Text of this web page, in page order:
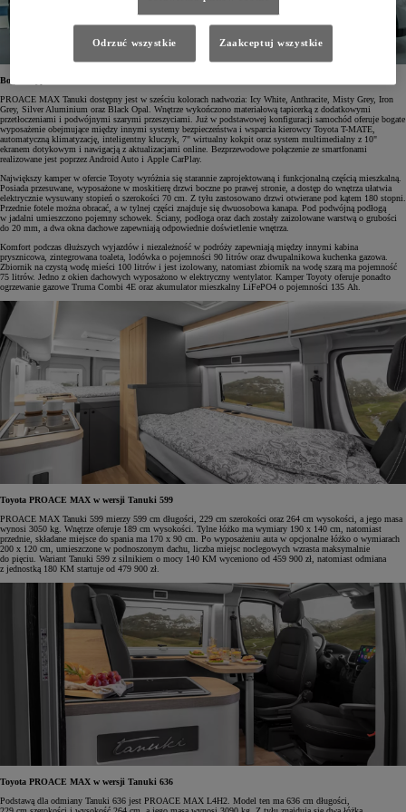
Bogate wyposażenie standardowe
PROACE MAX Tanuki dostępny jest w sześciu kolorach nadwozia: Icy White, Anthracite, Misty Grey, Iron
Grey, Silver Aluminium oraz Black Opal. Wnętrze wykończono materiałową tapicerką z dodatkowymi
przetłoczeniami i podwójnymi szarymi przeszyciami. Już w podstawowej konfiguracji samochód oferuje bogate
wyposażenie obejmujące między innymi systemy bezpieczeństwa i wsparcia kierowcy Toyota T-MATE,
automatyczną klimatyzację, inteligentny kluczyk, 7" wirtualny kokpit oraz system multimedialny z 10"
ekranem dotykowym i nawigacją z aktualizacjami online. Bezprzewodowe połączenie ze smartfonami
realizowane jest poprzez Android Auto i Apple CarPlay.
Największy kamper w ofercie Toyoty wyróżnia się starannie zaprojektowaną i funkcjonalną częścią mieszkalną.
Posiada przesuwane, wyposażone w moskitierę drzwi boczne po prawej stronie, a dostęp do wnętrza ułatwia
elektrycznie wysuwany stopień o szerokości 70 cm. Z tyłu zastosowano drzwi otwierane pod kątem 180 stopni.
Przednie fotele można obracać, a w tylnej części znajduje się dwuosobowa kanapa. Pod podwójną podłogą
w jadalni umieszczono pojemny schowek. Ściany, podłoga oraz dach zostały zaizolowane warstwą o grubości
do 20 mm, a dwa okna dachowe zapewniają odpowiednie doświetlenie wnętrza.
Komfort podczas dłuższych wyjazdów i niezależność w podróży zapewniają między innymi kabina
prysznicowa, zintegrowana toaleta, lodówka o pojemności 90 litrów oraz dwupalnikowa kuchenka gazowa.
Zbiornik na czystą wodę mieści 100 litrów i jest izolowany, natomiast zbiornik na wodę szarą ma pojemność
75 litrów. Jedno z okien dachowych wyposażono w elektryczny wentylator. Kamper Toyoty oferuje ponadto
ogrzewanie gazowe Truma Combi 4E oraz akumulator mieszkalny LiFePO4 o pojemności 135 Ah.
Toyota PROACE MAX w wersji Tanuki 599
PROACE MAX Tanuki 599 mierzy 599 cm długości, 229 cm szerokości oraz 264 cm wysokości, a jego masa
wynosi 3050 kg. Wnętrze oferuje 189 cm wysokości. Tylne łóżko ma wymiary 190 x 140 cm, natomiast
przednie, składane miejsce do spania ma 170 x 90 cm. Po wyposażeniu auta w opcjonalne łóżko o wymiarach
200 x 120 cm, umieszczone w podnoszonym dachu, liczba miejsc noclegowych wzrasta maksymalnie
do pięciu. Wariant Tanuki 599 z silnikiem o mocy 140 KM wyceniono od 459 900 zł, natomiast odmiana
z jednostką 180 KM startuje od 479 900 zł.
Toyota PROACE MAX w wersji Tanuki 636
Podstawą dla odmiany Tanuki 636 jest PROACE MAX L4H2. Model ten ma 636 cm długości,
Odrzuć wszystkie Zaakceptuj wszystkie